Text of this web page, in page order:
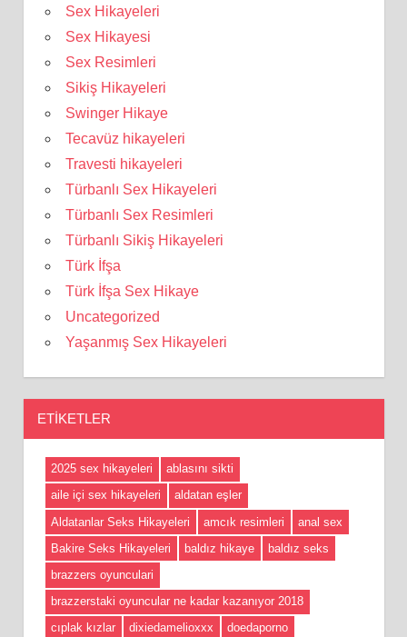
Sex Hikayeleri
Sex Hikayesi
Sex Resimleri
Sikiş Hikayeleri
Swinger Hikaye
Tecavüz hikayeleri
Travesti hikayeleri
Türbanlı Sex Hikayeleri
Türbanlı Sex Resimleri
Türbanlı Sikiş Hikayeleri
Türk İfşa
Türk İfşa Sex Hikaye
Uncategorized
Yaşanmış Sex Hikayeleri
ETIKETLER
2025 sex hikayeleri
ablasını sikti
aile içi sex hikayeleri
aldatan eşler
Aldatanlar Seks Hikayeleri
amcık resimleri
anal sex
Bakire Seks Hikayeleri
baldız hikaye
baldız seks
brazzers oyunculari
brazzerstaki oyuncular ne kadar kazanıyor 2018
cıplak kızlar
dixiedamelioxxx
doedaporno